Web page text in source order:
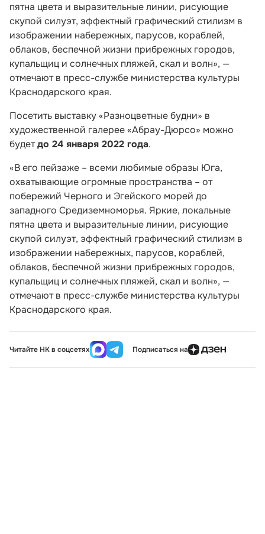
пятна цвета и выразительные линии, рисующие
скупой силуэт, эффектный графический стилизм в
изображении набережных, парусов, кораблей,
облаков, беспечной жизни прибрежных городов,
купальщиц и солнечных пляжей, скал и волн», —
отмечают в пресс-службе министерства культуры
Краснодарского края.
Посетить выставку «Разноцветные будни» в
художественной галерее «Абрау-Дюрсо» можно
будетдо 24 января 2022 года.
«В его пейзаже – всеми любимые образы Юга,
охватывающие огромные пространства – от
побережий Черного и Эгейского морей до
западного Средиземноморья. Яркие, локальные
пятна цвета и выразительные линии, рисующие
скупой силуэт, эффектный графический стилизм в
изображении набережных, парусов, кораблей,
облаков, беспечной жизни прибрежных городов,
купальщиц и солнечных пляжей, скал и волн», —
отмечают в пресс-службе министерства культуры
Краснодарского края.
Читайте НК в соцсетях Подписаться на